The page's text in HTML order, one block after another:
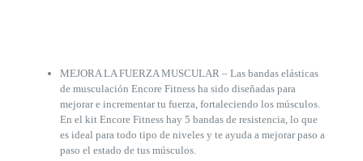
MEJORA LA FUERZA MUSCULAR – Las bandas elásticas
de musculación Encore Fitness ha sido diseñadas para
mejorar e incrementar tu fuerza, fortaleciendo los músculos.
En el kit Encore Fitness hay 5 bandas de resistencia, lo que
es ideal para todo tipo de niveles y te ayuda a mejorar paso a
paso el estado de tus músculos.